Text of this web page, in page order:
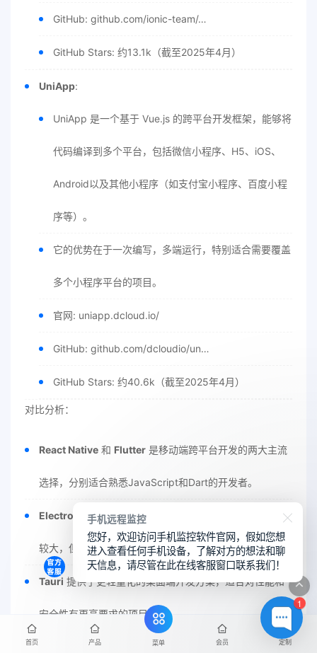
GitHub: github.com/ionic-team/…
GitHub Stars: 约13.1k（截至2025年4月）
UniApp:
UniApp 是一个基于 Vue.js 的跨平台开发框架，能够将
代码编译到多个平台，包括微信小程序、H5、iOS、
Android以及其他小程序（如支付宝小程序、百度小程
序等）。
它的优势在于一次编写，多端运行，特别适合需要覆盖
多个小程序平台的项目。
官网: uniapp.dcloud.io/
GitHub: github.com/dcloudio/un…
GitHub Stars: 约40.6k（截至2025年4月）
对比分析：
React Native 和 Flutter 是移动端跨平台开发的两大主流
选择，分别适合熟悉JavaScript和Dart的开发者。
Electron 是桌面端跨平台开发的经典解决方案，虽然体积
较大，但易于上手。
Tauri 提供了更轻量化的桌面端开发方案，适合对性能和
安全性有更高要求的项目。
则是一个灵活的工具，特别适合将现有的Web
首页 产品 菜单 会员 定制
1
手机远程监控
您好，欢迎访问手机监控软件官网，假如您想
进入查看任何手机设备，了解对方的想法和聊
天信息，请尽管在此在线客服窗口联系我们！